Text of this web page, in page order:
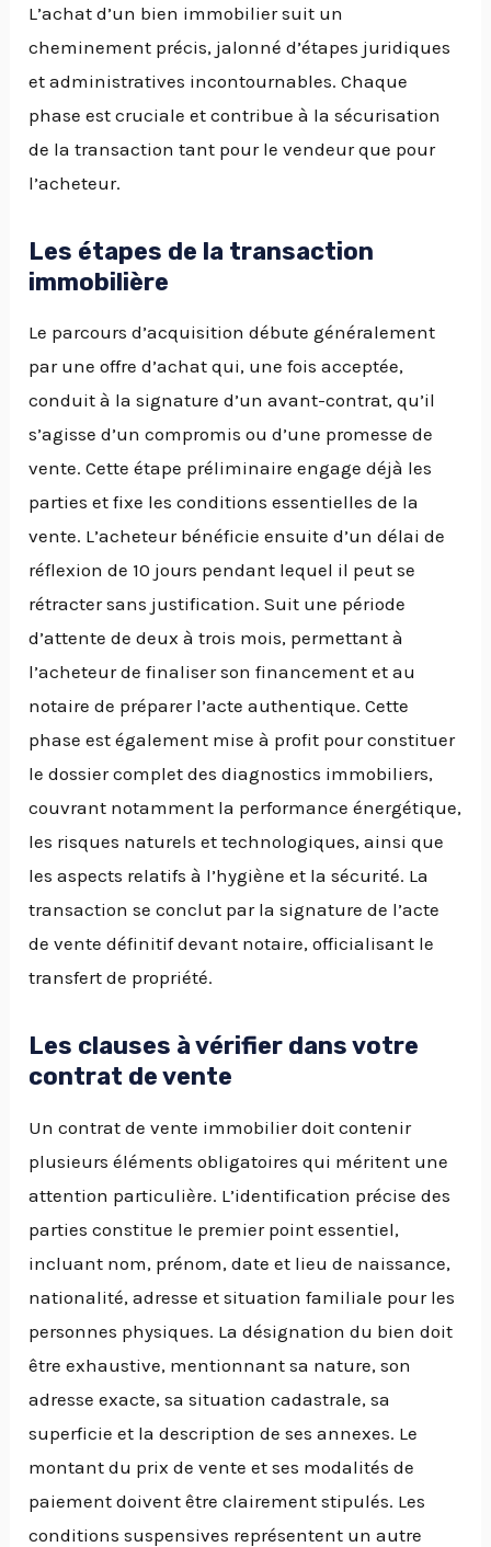
L’achat d’un bien immobilier suit un
cheminement précis, jalonné d’étapes juridiques
et administratives incontournables. Chaque
phase est cruciale et contribue à la sécurisation
de la transaction tant pour le vendeur que pour
l’acheteur.
Les étapes de la transaction
immobilière
Le parcours d’acquisition débute généralement
par une offre d’achat qui, une fois acceptée,
conduit à la signature d’un avant-contrat, qu’il
s’agisse d’un compromis ou d’une promesse de
vente. Cette étape préliminaire engage déjà les
parties et fixe les conditions essentielles de la
vente. L’acheteur bénéficie ensuite d’un délai de
réflexion de 10 jours pendant lequel il peut se
rétracter sans justification. Suit une période
d’attente de deux à trois mois, permettant à
l’acheteur de finaliser son financement et au
notaire de préparer l’acte authentique. Cette
phase est également mise à profit pour constituer
le dossier complet des diagnostics immobiliers,
couvrant notamment la performance énergétique,
les risques naturels et technologiques, ainsi que
les aspects relatifs à l’hygiène et la sécurité. La
transaction se conclut par la signature de l’acte
de vente définitif devant notaire, officialisant le
transfert de propriété.
Les clauses à vérifier dans votre
contrat de vente
Un contrat de vente immobilier doit contenir
plusieurs éléments obligatoires qui méritent une
attention particulière. L’identification précise des
parties constitue le premier point essentiel,
incluant nom, prénom, date et lieu de naissance,
nationalité, adresse et situation familiale pour les
personnes physiques. La désignation du bien doit
être exhaustive, mentionnant sa nature, son
adresse exacte, sa situation cadastrale, sa
superficie et la description de ses annexes. Le
montant du prix de vente et ses modalités de
paiement doivent être clairement stipulés. Les
conditions suspensives représentent un autre